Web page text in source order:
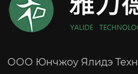
ООО Юнчжоу Ялидэ